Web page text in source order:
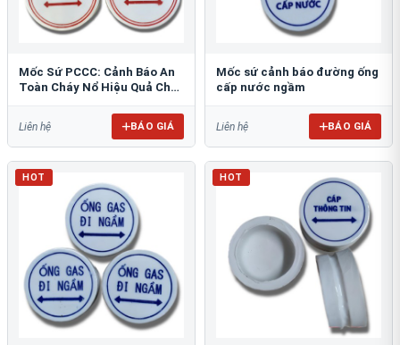
Mốc Sứ PCCC: Cảnh Báo An
Toàn Cháy Nổ Hiệu Quả Cho
Liên hệ BÁO GIÁ
Mốc sứ cảnh báo đường ống
cấp nước ngầm
Liên hệ BÁO GIÁ
HOT HOT